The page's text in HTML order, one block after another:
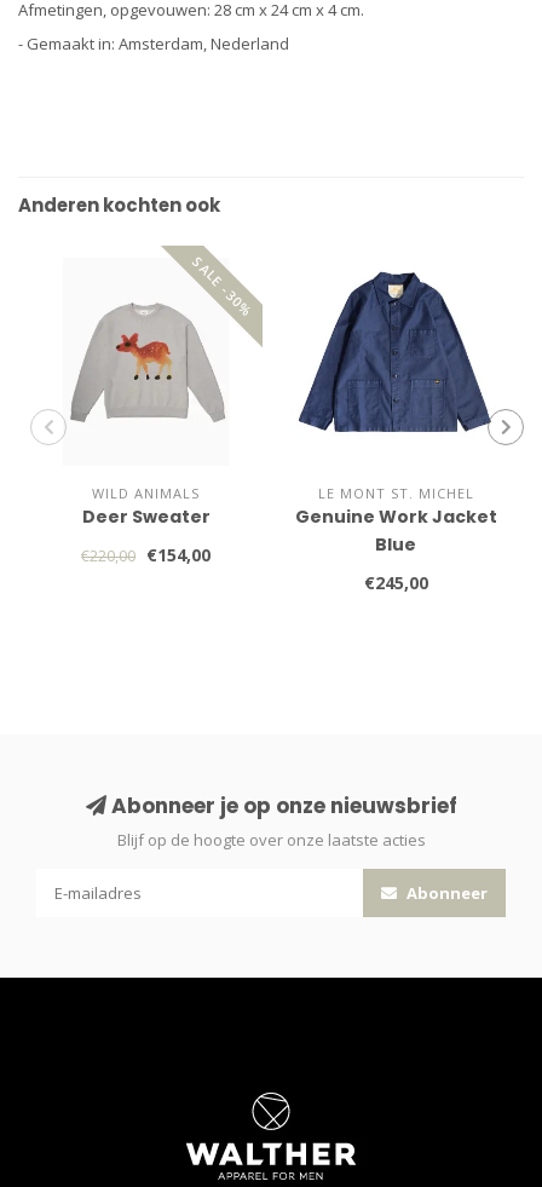
Afmetingen, opgevouwen: 28 cm x 24 cm x 4 cm.
- Gemaakt in: Amsterdam, Nederland
Anderen kochten ook
SALE -30%
WILD ANIMALS
Deer Sweater
€220,00 €154,00
LE MONT ST. MICHEL
Genuine Work Jacket
Blue
€245,00
Abonneer je op onze nieuwsbrief
Blijf op de hoogte over onze laatste acties
Abonneer